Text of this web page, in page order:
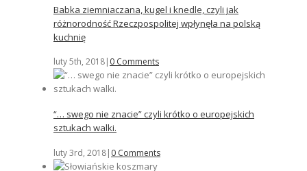
Babka ziemniaczana, kugel i knedle, czyli jak
różnorodność Rzeczpospolitej wpłynęła na polską
kuchnię
luty 5th, 2018| 0 Comments
“… swego nie znacie” czyli krótko o europejskich
sztukach walki.
luty 3rd, 2018| 0 Comments